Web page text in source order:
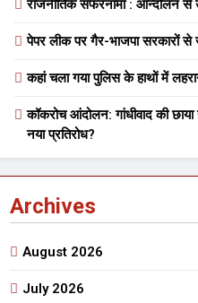
दानवीर परिवार
करें
राजनीतिक सफरनामा : आन्दोलन
पेपर लीक पर गैर-भाजपा सरकारों से
कहां चला गया पुलिस के हाथों में
कॉकरोच आंदोलन: गांधीवाद की
नया प्रतिरोध?
Archives
August 2026
July 2026